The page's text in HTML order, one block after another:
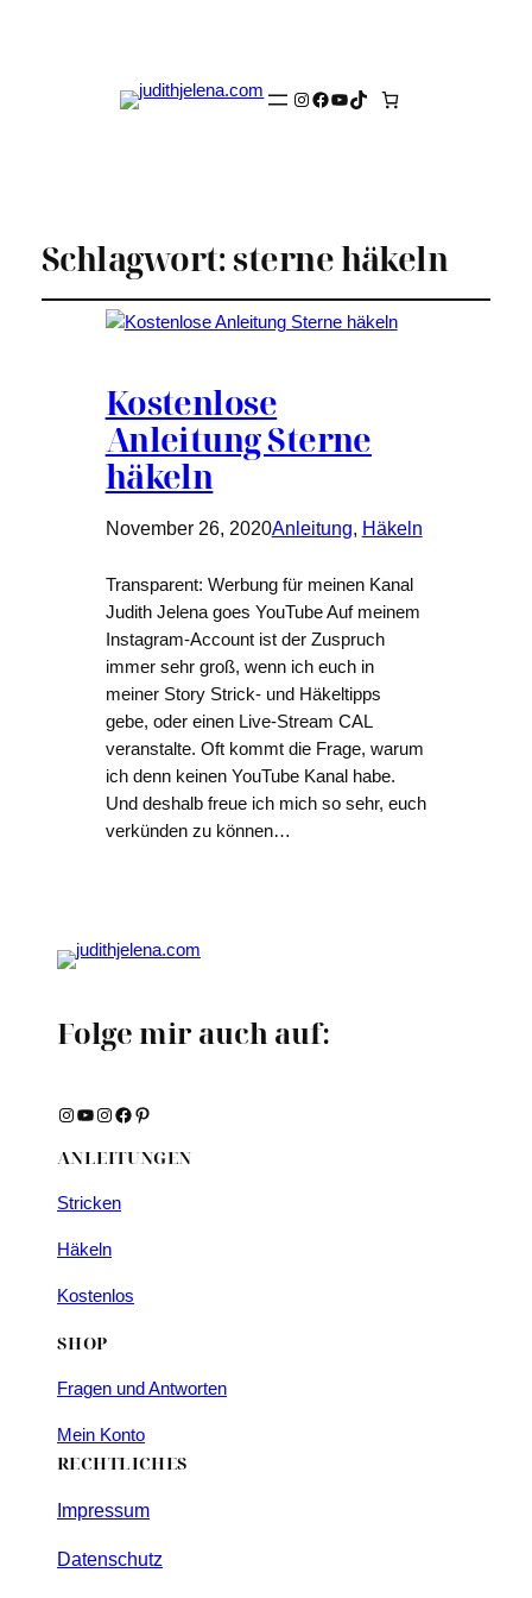
Instagram
Facebook
YouTube
TikTok
Schlagwort:sterne häkeln
Kostenlose
Anleitung Sterne
häkeln
November 26, 2020Anleitung, Häkeln
Transparent: Werbung für meinen Kanal
Judith Jelena goes YouTube Auf meinem
Instagram-Account ist der Zuspruch
immer sehr groß, wenn ich euch in
meiner Story Strick- und Häkeltipps
gebe, oder einen Live-Stream CAL
veranstalte. Oft kommt die Frage, warum
ich denn keinen YouTube Kanal habe.
Und deshalb freue ich mich so sehr, euch
verkünden zu können…
Folge mir auch auf:
Instagram YouTube Instagram Facebook Pinterest
ANLEITUNGEN
Stricken
Häkeln
Kostenlos
SHOP
Fragen und Antworten
Mein Konto
RECHTLICHES
Impressum
Datenschutz